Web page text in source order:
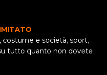
costume e società, sport,
tutto quanto non dovete